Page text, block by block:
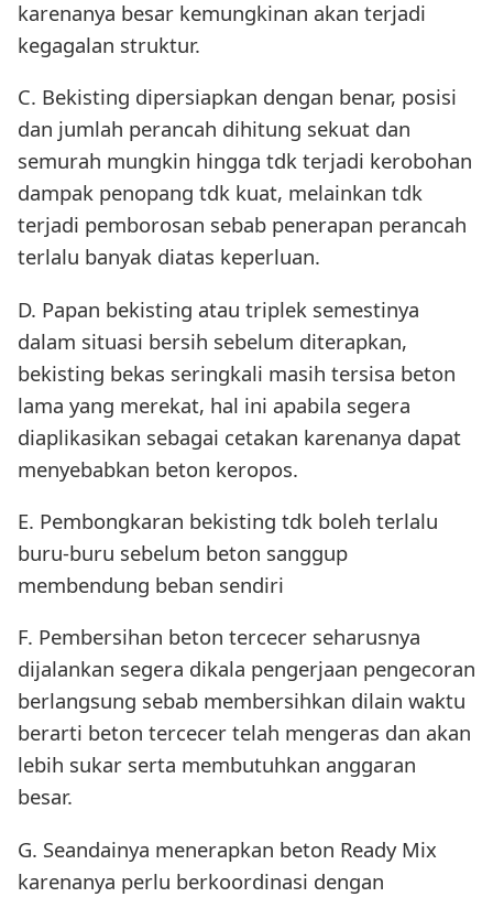
karenanya besar kemungkinan akan terjadi
kegagalan struktur.
C. Bekisting dipersiapkan dengan benar, posisi
dan jumlah perancah dihitung sekuat dan
semurah mungkin hingga tdk terjadi kerobohan
dampak penopang tdk kuat, melainkan tdk
terjadi pemborosan sebab penerapan perancah
terlalu banyak diatas keperluan.
D. Papan bekisting atau triplek semestinya
dalam situasi bersih sebelum diterapkan,
bekisting bekas seringkali masih tersisa beton
lama yang merekat, hal ini apabila segera
diaplikasikan sebagai cetakan karenanya dapat
menyebabkan beton keropos.
E. Pembongkaran bekisting tdk boleh terlalu
buru-buru sebelum beton sanggup
membendung beban sendiri
F. Pembersihan beton tercecer seharusnya
dijalankan segera dikala pengerjaan pengecoran
berlangsung sebab membersihkan dilain waktu
berarti beton tercecer telah mengeras dan akan
lebih sukar serta membutuhkan anggaran
besar.
G. Seandainya menerapkan beton Ready Mix
karenanya perlu berkoordinasi dengan